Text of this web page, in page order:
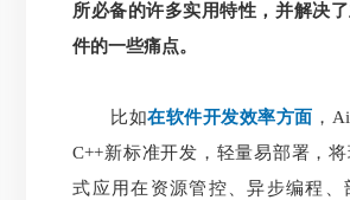
所必备的许多实用特性，并解决
件的一些痛点。
比如在软件开发效率方面 ，
C++新标准开发，轻量易部署，
式应用在资源管控、异步编程、